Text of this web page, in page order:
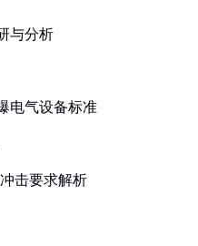
与分析
电气设备标准
击要求解析